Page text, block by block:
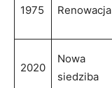
1975 Renowacja
2020
Nowa
siedziba